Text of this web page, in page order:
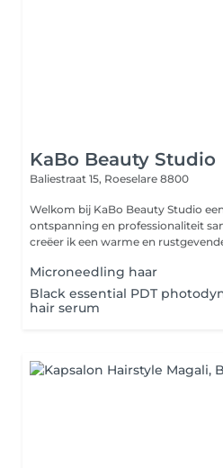
KaBo Beauty Studio
Baliestraat 15, Roeselare 8800
Welkom bij KaBo Beauty Studio een plek waar schoonheid,
ontspanning en professionaliteit
creëer ik een warme en
Microneedling haar
Black essential PDT
hair serum